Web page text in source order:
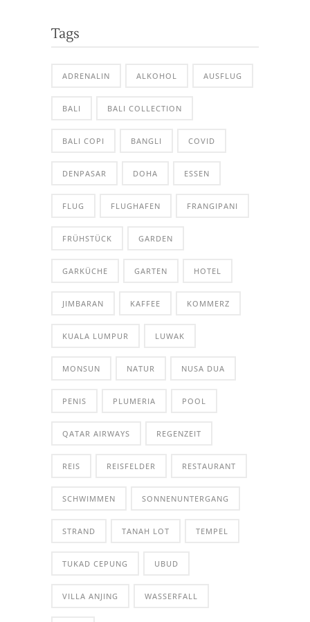
Tags
ADRENALIN ALKOHOL AUSFLUG
BALI BALI COLLECTION
BALI COPI BANGLI COVID
DENPASAR DOHA ESSEN
FLUG FLUGHAFEN FRANGIPANI
FRÜHSTÜCK GARDEN
GARKÜCHE GARTEN HOTEL
JIMBARAN KAFFEE KOMMERZ
KUALA LUMPUR LUWAK
MONSUN NATUR NUSA DUA
PENIS PLUMERIA POOL
QATAR AIRWAYS REGENZEIT
REIS REISFELDER RESTAURANT
SCHWIMMEN SONNENUNTERGANG
STRAND TANAH LOT TEMPEL
TUKAD CEPUNG UBUD
VILLA ANJING WASSERFALL